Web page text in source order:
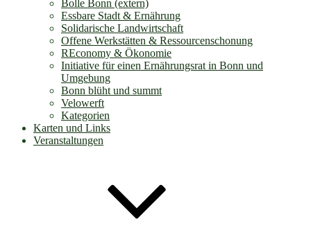
Bolle Bonn (extern)
Essbare Stadt & Ernährung
Solidarische Landwirtschaft
Offene Werkstätten & Ressourcenschonung
REconomy & Ökonomie
Initiative für einen Ernährungsrat in Bonn und
Umgebung
Bonn blüht und summt
Velowerft
Kategorien
Karten und Links
Veranstaltungen